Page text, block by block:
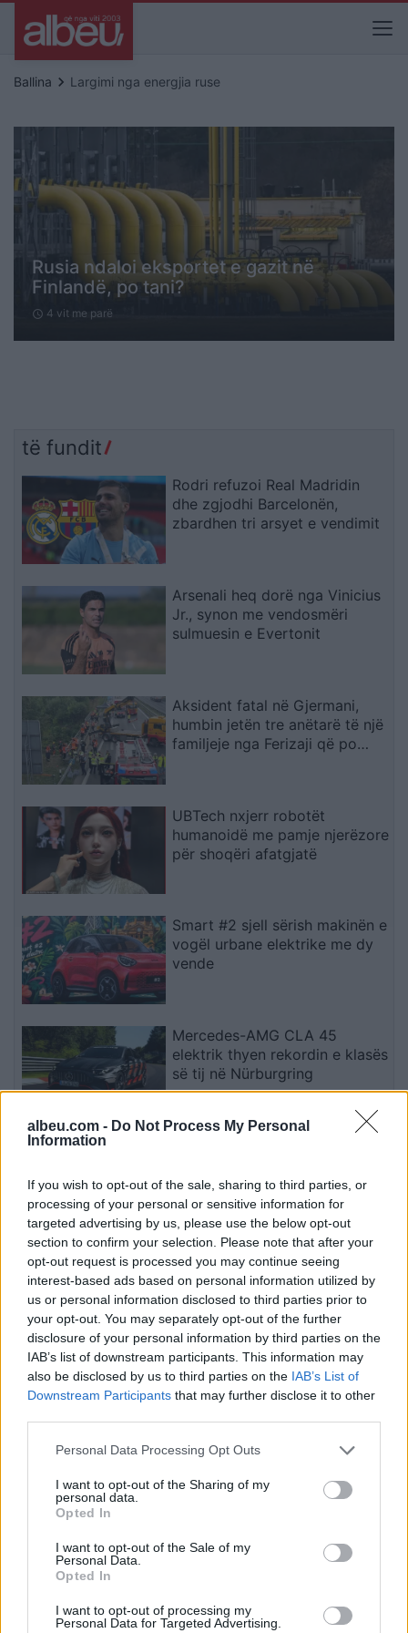
albeu.com - Do Not Process My Personal
Information
If you wish to opt-out of the sale, sharing to third parties, or
processing of your personal or sensitive information for
targeted advertising by us, please use the below opt-out
section to confirm your selection. Please note that after your
opt-out request is processed you may continue seeing
interest-based ads based on personal information utilized by
us or personal information disclosed to third parties prior to
your opt-out. You may separately opt-out of the further
disclosure of your personal information by third parties on the
IAB’s list of downstream participants. This information may
also be disclosed by us to third parties on the IAB’s List of
Downstream Participants that may further disclose it to other
Personal Data Processing Opt Outs
I want to opt-out of the Sharing of my
personal data.
Opted In
I want to opt-out of the Sale of my
Personal Data.
Opted In
I want to opt-out of processing my
Personal Data for Targeted Advertising.
Ballina keyboard_arrow_right Largimi nga energjia ruse
Rusia ndaloi eksportet e gazit në
Finlandë, po tani?
schedule 4 vit me parë
të fundit
Rodri refuzoi Real Madridin
dhe zgjodhi Barcelonën,
zbardhen tri arsyet e vendimit
Arsenali heq dorë nga Vinicius
Jr., synon me vendosmëri
sulmuesin e Evertonit
Aksident fatal në Gjermani,
humbin jetën tre anëtarë të një
familjeje nga Ferizaji që po
UBTech nxjerr robotët
humanoidë me pamje njerëzore
për shoqëri afatgjatë
Smart #2 sjell sërish makinën e
vogël urbane elektrike me dy
vende
Mercedes-AMG CLA 45
elektrik thyen rekordin e klasës
së tij në Nürburgring
në motin hapësinor dhe Tokë
Esim for Global
Esim for USA|Esim for Italy| Esim for Spain|Esim